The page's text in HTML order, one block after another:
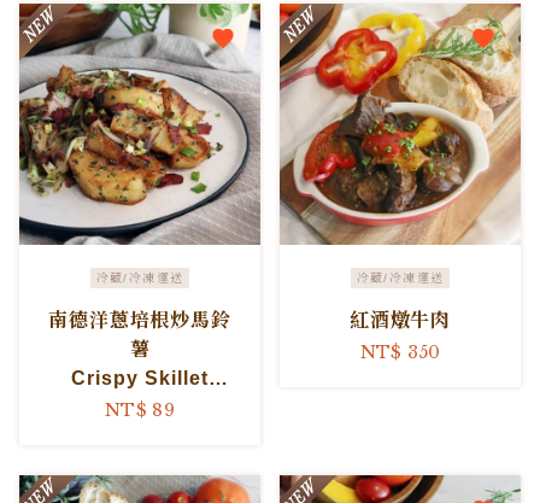
冷藏/冷凍運送
南德洋蔥培根炒馬鈴
薯
Crispy Skillet
Potatoes with
NT$ 89
冷藏/冷凍運送
紅酒燉牛肉
NT$ 350